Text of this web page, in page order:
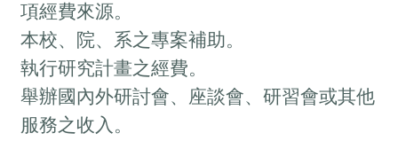
項經費來源。
本校、院、系之專案補助。
執行研究計畫之經費。
舉辦國內外研討會、座談會、研習會或其他
服務之收入。